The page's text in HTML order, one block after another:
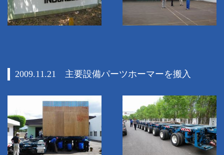
2009.11.21 主要設備パーツホーマーを搬入